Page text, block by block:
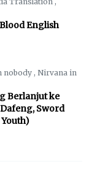
English
nobody , Nirvana in
Berlanjut ke
Sword